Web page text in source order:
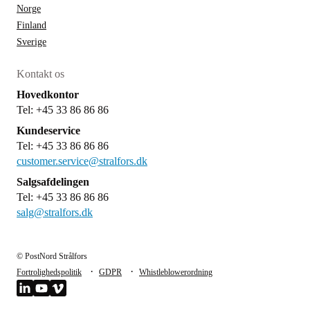
Norge
Finland
Sverige
Kontakt os
Hovedkontor
Tel: +45 33 86 86 86
Kundeservice
Tel: +45 33 86 86 86
customer.service@stralfors.dk
Salgsafdelingen
Tel: +45 33 86 86 86
salg@stralfors.dk
© PostNord Strålfors
Fortrolighedspolitik
· GDPR · Whistleblowerordning